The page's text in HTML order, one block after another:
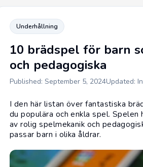
Underhållning
10 brädspel för barn
och pedagogiska
Published: September 5, 2024Updated:
I den här listan över fantastiska
du populära och enkla spel. Spelen
av rolig spelmekanik och
passar barn i olika åldrar.